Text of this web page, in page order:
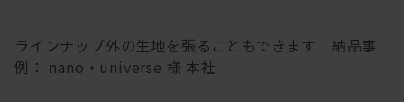
ラインナップ外の生地を張ることもできます 納品事
例： nano・universe 様 本社